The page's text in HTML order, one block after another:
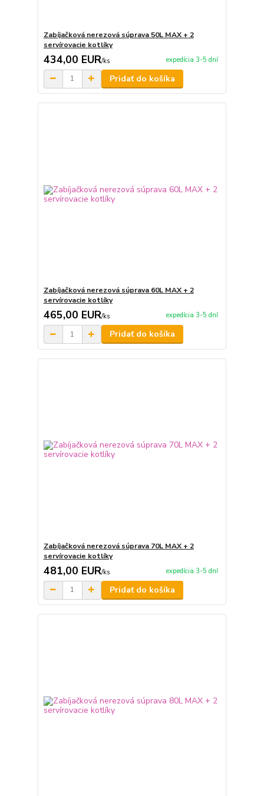
Zabíjačková nerezová súprava 50L MAX + 2
servírovacie kotlíky
434,00 EUR/ks expedícia 3-5 dní
Pridať do košíka
Zabíjačková nerezová súprava 60L MAX + 2
servírovacie kotlíky
465,00 EUR/ks expedícia 3-5 dní
Pridať do košíka
Zabíjačková nerezová súprava 70L MAX + 2
servírovacie kotlíky
481,00 EUR/ks expedícia 3-5 dní
Pridať do košíka